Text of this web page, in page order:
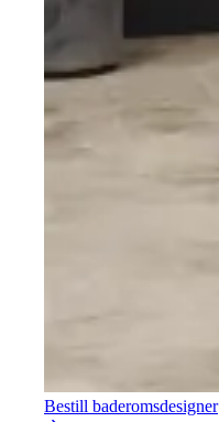
Bestill baderomsdesigner